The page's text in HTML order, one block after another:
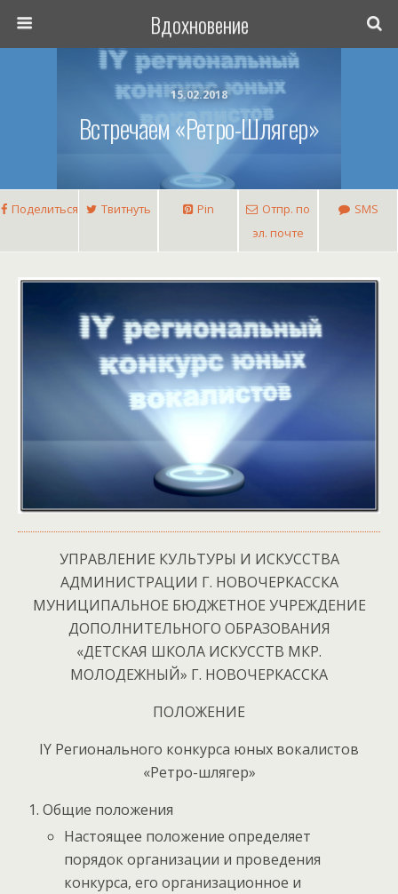
Вдохновение
15.02.2018
Встречаем «Ретро-Шлягер»
Поделиться Твитнуть Pin
Отпр. по
эл. почте
SMS
УПРАВЛЕНИЕ КУЛЬТУРЫ И ИСКУССТВА
АДМИНИСТРАЦИИ Г. НОВОЧЕРКАССКА
МУНИЦИПАЛЬНОЕ БЮДЖЕТНОЕ УЧРЕЖДЕНИЕ
ДОПОЛНИТЕЛЬНОГО ОБРАЗОВАНИЯ
«ДЕТСКАЯ ШКОЛА ИСКУССТВ МКР.
МОЛОДЕЖНЫЙ» Г. НОВОЧЕРКАССКА
ПОЛОЖЕНИЕ
IY Регионального конкурса юных вокалистов
«Ретро-шлягер»
Общие положения
Настоящее положение определяет
порядок организации и проведения
конкурса, его организационное и